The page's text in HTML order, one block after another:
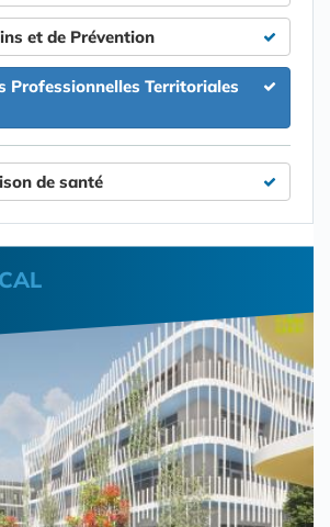
et de Prévention
Professionnelles Territoriales
de santé